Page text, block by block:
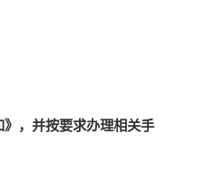
，并按要求办理相关手